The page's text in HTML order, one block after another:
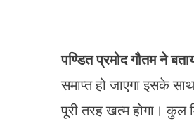
पण्डित प्रमोद गौतम ने
समाप्त हो जाएगा इसके
पूरी तरह खत्म होगा। कुल